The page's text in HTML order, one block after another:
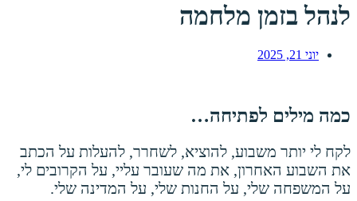
לנהל בזמן מלחמה
יוני 21, 2025
כמה מילים לפתיחה…
לקח לי יותר משבוע, להוציא, לשחרר, להעלות על הכתב
את השבוע האחרון, את מה שעובר עליי, על הקרובים לי,
על המשפחה שלי, על החנות שלי, על המדינה שלי.